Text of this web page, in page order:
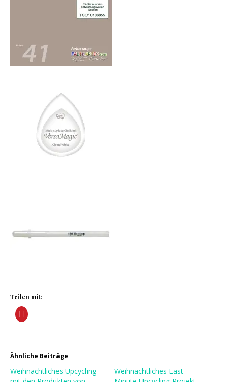
Teilen mit:
Ähnliche Beiträge
Weihnachtliches Upcycling
Weihnachtliches Last